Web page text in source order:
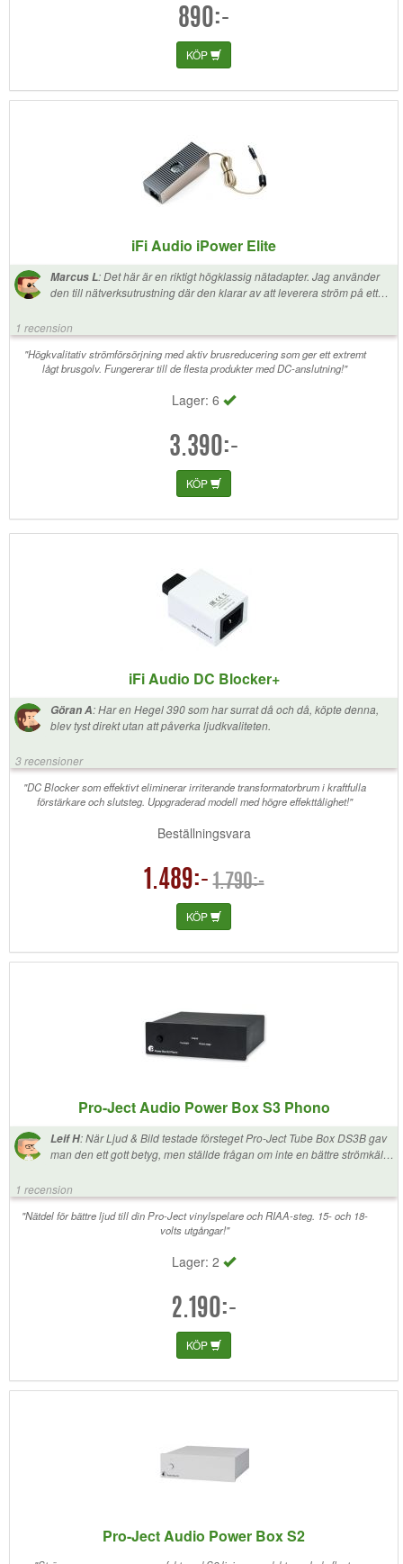
890:-
KÖP
iFi Audio iPower Elite
Marcus L:Det här är en riktigt högklassig nätadapter. Jag använder
den till nätverksutrustning där den klarar av att leverera ström på ett
1 recension
"Högkvalitativ strömförsörjning med aktiv brusreducering som ger ett extremt
lågt brusgolv. Fungererar till de flesta produkter med DC-anslutning!"
Lager: 6
3.390:-
KÖP
iFi Audio DC Blocker+
Göran A:Har en Hegel 390 som har surrat då och då, köpte denna,
blev tyst direkt utan att påverka ljudkvaliteten.
3 recensioner
"DC Blocker som effektivt eliminerar irriterande transformatorbrum i kraftfulla
förstärkare och slutsteg. Uppgraderad modell med högre effekttålighet!"
Beställningsvara
1.489:- 1.790:-
KÖP
Pro-Ject Audio Power Box S3 Phono
Leif H:När Ljud & Bild testade försteget Pro-Ject Tube Box DS3B gav
man den ett gott betyg, men ställde frågan om inte en bättre strömkälla
egna anpassade strömkälla kunde lyfta ljudkvalitén på mitt enklare
försteg för svår att motstå. Och jo, det är skillnad. Och som bonus matar
jag även skivspelaren från denna källa.
1 recension
"Nätdel för bättre ljud till din Pro-Ject vinylspelare och RIAA-steg. 15- och 18-
volts utgångar!"
Lager: 2
2.190:-
KÖP
Pro-Ject Audio Power Box S2